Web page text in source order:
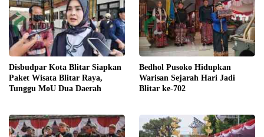
Disbudpar Kota Blitar Siapkan
Paket Wisata Blitar Raya,
Tunggu MoU Dua Daerah
Bedhol Pusoko Hidupkan
Warisan Sejarah Hari Jadi
Blitar ke-702